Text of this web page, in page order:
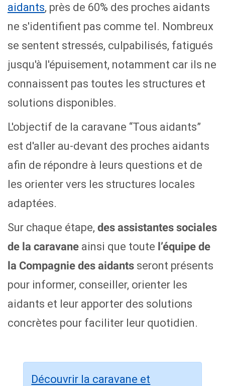
aidants, près de 60% des proches aidants
ne s'identifient pas comme tel. Nombreux
se sentent stressés, culpabilisés, fatigués
jusqu'à l'épuisement, notamment car ils ne
connaissent pas toutes les structures et
solutions disponibles.
L'objectif de la caravane “Tous aidants”
est d'aller au-devant des proches aidants
afin de répondre à leurs questions et de
les orienter vers les structures locales
adaptées.
Sur chaque étape, des assistantes sociales
de la caravane ainsi que toute l’équipe de
la Compagnie des aidants seront présents
pour informer, conseiller, orienter les
aidants et leur apporter des solutions
concrètes pour faciliter leur quotidien.
Découvrir la caravane et